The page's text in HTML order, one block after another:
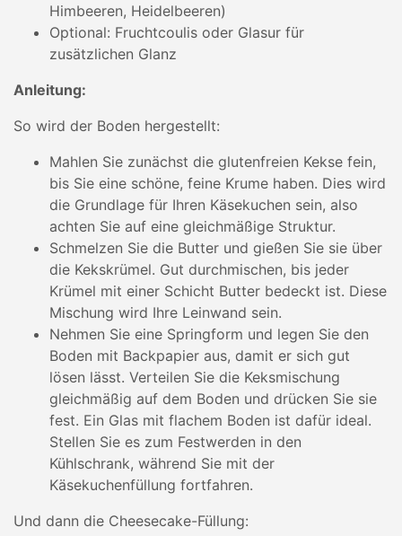
Himbeeren, Heidelbeeren)
Optional: Fruchtcoulis oder Glasur für
zusätzlichen Glanz
Anleitung:
So wird der Boden hergestellt:
Mahlen Sie zunächst die glutenfreien Kekse fein,
bis Sie eine schöne, feine Krume haben. Dies wird
die Grundlage für Ihren Käsekuchen sein, also
achten Sie auf eine gleichmäßige Struktur.
Schmelzen Sie die Butter und gießen Sie sie über
die Kekskrümel. Gut durchmischen, bis jeder
Krümel mit einer Schicht Butter bedeckt ist. Diese
Mischung wird Ihre Leinwand sein.
Nehmen Sie eine Springform und legen Sie den
Boden mit Backpapier aus, damit er sich gut
lösen lässt. Verteilen Sie die Keksmischung
gleichmäßig auf dem Boden und drücken Sie sie
fest. Ein Glas mit flachem Boden ist dafür ideal.
Stellen Sie es zum Festwerden in den
Kühlschrank, während Sie mit der
Käsekuchenfüllung fortfahren.
Und dann die Cheesecake-Füllung: